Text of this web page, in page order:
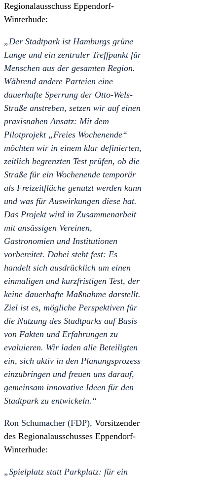
Regionalausschuss Eppendorf-
Winterhude:
„Der Stadtpark ist Hamburgs grüne
Lunge und ein zentraler Treffpunkt für
Menschen aus der gesamten Region.
Während andere Parteien eine
dauerhafte Sperrung der Otto-Wels-
Straße anstreben, setzen wir auf einen
praxisnahen Ansatz: Mit dem
Pilotprojekt „Freies Wochenende“
möchten wir in einem klar definierten,
zeitlich begrenzten Test prüfen, ob die
Straße für ein Wochenende temporär
als Freizeitfläche genutzt werden kann
und was für Auswirkungen diese hat.
Das Projekt wird in Zusammenarbeit
mit ansässigen Vereinen,
Gastronomien und Institutionen
vorbereitet. Dabei steht fest: Es
handelt sich ausdrücklich um einen
einmaligen und kurzfristigen Test, der
keine dauerhafte Maßnahme darstellt.
Ziel ist es, mögliche Perspektiven für
die Nutzung des Stadtparks auf Basis
von Fakten und Erfahrungen zu
evaluieren. Wir laden alle Beteiligten
ein, sich aktiv in den Planungsprozess
einzubringen und freuen uns darauf,
gemeinsam innovative Ideen für den
Stadtpark zu entwickeln.“
Ron Schumacher (FDP), Vorsitzender
des Regionalausschusses Eppendorf-
Winterhude:
„Spielplatz statt Parkplatz: für ein